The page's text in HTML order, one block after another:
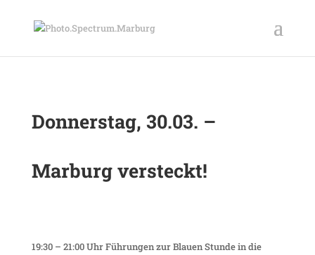
Donnerstag, 30.03. –
Marburg versteckt!
19:30 – 21:00 Uhr Führungen zur Blauen Stunde in die